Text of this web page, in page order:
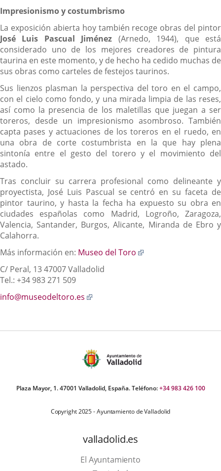
Impresionismo y costumbrismo
La exposición abierta hoy también recoge obras del pintor
José Luis Pascual Jiménez (Arnedo, 1944), que está
considerado uno de los mejores creadores de pintura
taurina en este momento, y de hecho ha cedido muchas de
sus obras como carteles de festejos taurinos.
Sus lienzos plasman la perspectiva del toro en el campo,
con el cielo como fondo, y una mirada limpia de las reses,
así como la presencia de los maletillas que juegan a ser
toreros, desde un impresionismo asombroso. También
capta pases y actuaciones de los toreros en el ruedo, en
una obra de corte costumbrista en la que hay plena
sintonía entre el gesto del torero y el movimiento del
astado.
Tras concluir su carrera profesional como delineante y
proyectista, José Luis Pascual se centró en su faceta de
pintor taurino, y hasta la fecha ha expuesto su obra en
ciudades españolas como Madrid, Logroño, Zaragoza,
Valencia, Santander, Burgos, Alicante, Miranda de Ebro y
Calahorra.
Más información en: Museo del Toro
C/ Peral, 1347007 Valladolid
Tel.: +34 983 271 509
info@museodeltoro.es
aplicación
Plaza Mayor, 1. 47001 Valladolid, España. Teléfono:+34 983 426 100
Copyright 2025 - Ayuntamiento de Valladolid
valladolid.es
El Ayuntamiento